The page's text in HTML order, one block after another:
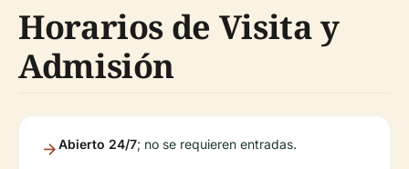
Horarios de Visita y
Admisión
Abierto 24/7; no se requieren entradas.